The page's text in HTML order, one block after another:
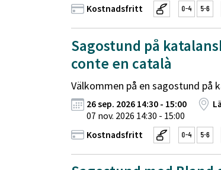
Kostnadsfritt
Sagostund på
conte en català
Välkommen på en sagostund på
26 sep. 2026 14:30 - 15:00
07 nov. 2026 14:30 - 15:00
Kostnadsfritt